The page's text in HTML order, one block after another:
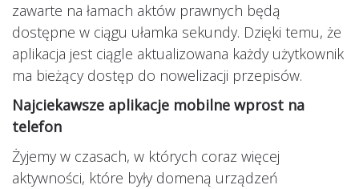
zawarte na łamach aktów prawnych będą
dostępne w ciągu ułamka sekundy. Dzięki temu, że
aplikacja jest ciągle aktualizowana każdy użytkownik
ma bieżący dostęp do nowelizacji przepisów.
Najciekawsze aplikacje mobilne wprost na
telefon
Żyjemy w czasach, w których coraz więcej
aktywności, które były domeną urządzeń